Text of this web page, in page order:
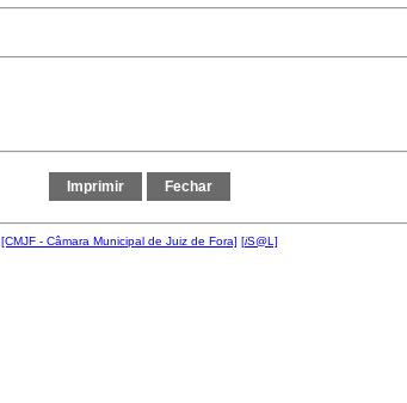
[CMJF - Câmara Municipal de Juiz de Fora] [iS@L]